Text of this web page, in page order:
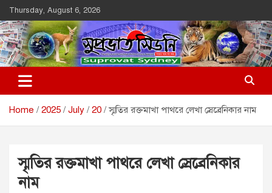
Skip
to
content
Thursday, August 6, 2026
Suprovat Sydney
The Leading Bangladesh Community Newspaper In Australia
Home 2025 July 20 স্মৃতির রক্তমাখা পাথরে লেখা স্রেব্রেনিকার নাম
স্মৃতির রক্তমাখা পাথরে লেখা স্রেব্রেনিকার
নাম